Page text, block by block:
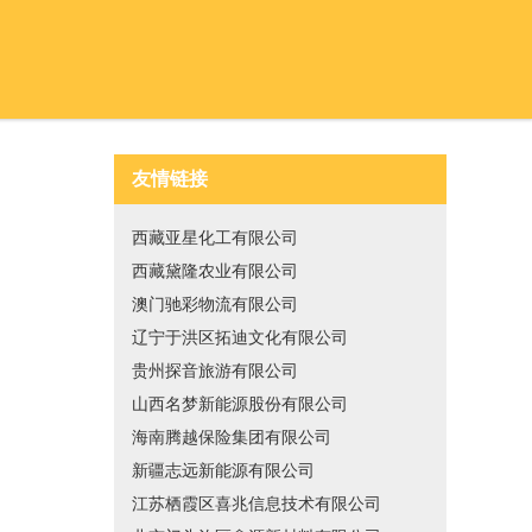
友情链接
西藏亚星化工有限公司
西藏黛隆农业有限公司
澳门驰彩物流有限公司
辽宁于洪区拓迪文化有限公司
贵州探音旅游有限公司
山西名梦新能源股份有限公司
海南腾越保险集团有限公司
新疆志远新能源有限公司
江苏栖霞区喜兆信息技术有限公司